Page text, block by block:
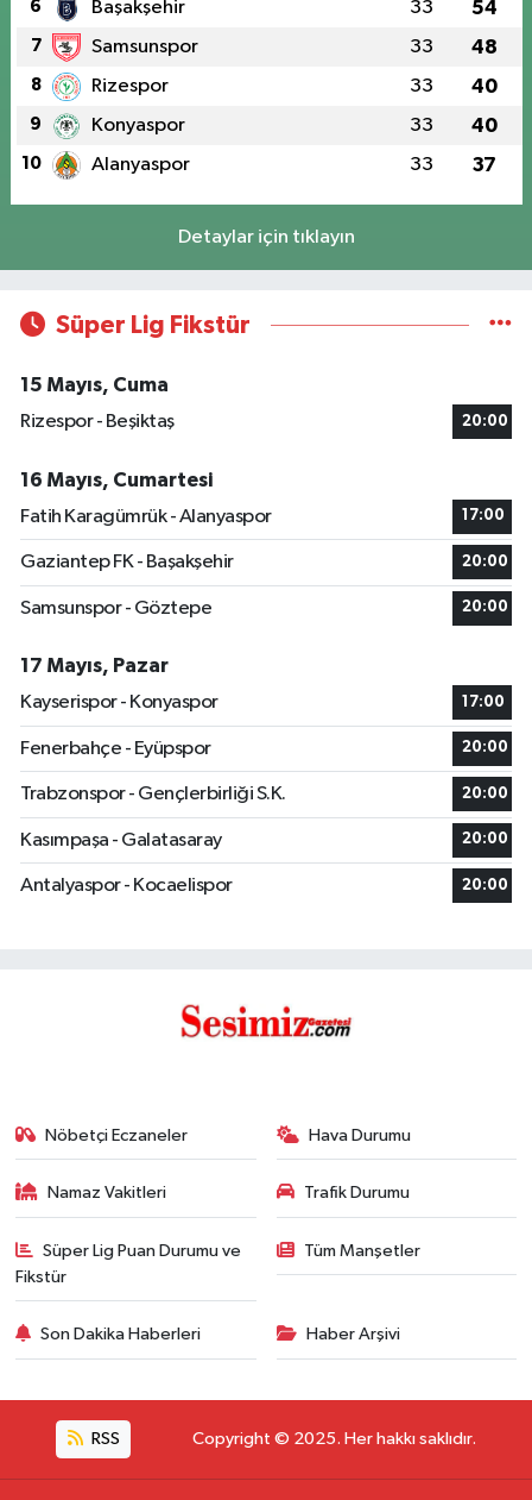
6 Başakşehir 33 54
7 Samsunspor 33 48
8 Rizespor 33 40
9 Konyaspor 33 40
10 Alanyaspor 33 37
Detaylar için tıklayın
Süper Lig Fikstür
15 Mayıs, Cuma
Rizespor - Beşiktaş
20:00
16 Mayıs, Cumartesi
Fatih Karagümrük - Alanyaspor
17:00
Gaziantep FK - Başakşehir 20:00
Samsunspor - Göztepe 20:00
17 Mayıs, Pazar
Kayserispor - Konyaspor
17:00
Fenerbahçe - Eyüpspor 20:00
Trabzonspor - Gençlerbirliği S.K. 20:00
Kasımpaşa - Galatasaray 20:00
Antalyaspor - Kocaelispor 20:00
Nöbetçi Eczaneler Hava Durumu
Namaz Vakitleri Trafik Durumu
Süper Lig Puan Durumu ve
Fikstür
Tüm Manşetler
Son Dakika Haberleri Haber Arşivi
RSS Copyright © 2025. Her hakkı saklıdır.